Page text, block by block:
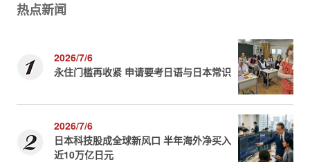
热点新闻
2026/7/6
永住门槛再收紧 申请要考日语与日本常识
2026/7/6
日本科技股成全球新风口 半年海外净买入
近10万亿日元